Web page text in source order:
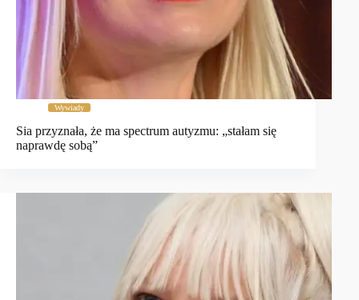
Wywiady
Sia przyznała, że ma spectrum autyzmu: „stałam się
naprawdę sobą”